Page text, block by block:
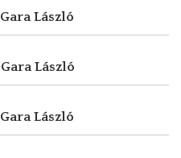
Gara László
Gara László
Gara László